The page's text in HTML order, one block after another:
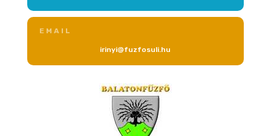
EMAIL
irinyi@fuzfosuli.hu